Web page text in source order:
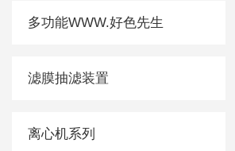
多功能WWW.好色先生
滤膜抽滤装置
离心机系列